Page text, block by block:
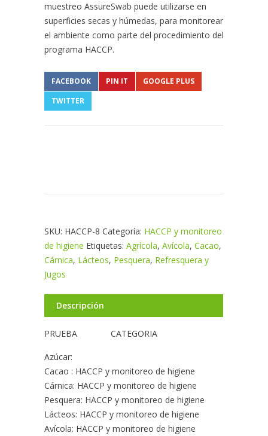
muestreo AssureSwab puede utilizarse en
superficies secas y húmedas, para monitorear
el ambiente como parte del procedimiento del
programa HACCP.
FACEBOOK PIN IT
GOOGLE PLUS
TWITTER
SKU: HACCP-8 Categoría: HACCP y monitoreo
de higiene Etiquetas: Agrícola, Avícola, Cacao,
Cárnica, Lácteos, Pesquera, Refresquera y
Jugos
Descripción
PRUEBA CATEGORIA
Azúcar:
Cacao : HACCP y monitoreo de higiene
Cárnica: HACCP y monitoreo de higiene
Pesquera: HACCP y monitoreo de higiene
Lácteos: HACCP y monitoreo de higiene
Avícola: HACCP y monitoreo de higiene